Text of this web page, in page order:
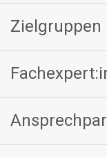
Zielgruppen